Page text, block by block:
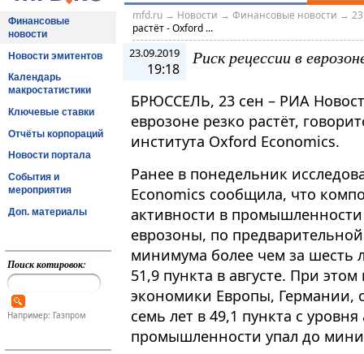
Финансовые
новости
Новости эмитентов
Календарь
макростатистики
Ключевые ставки
Отчёты корпораций
Новости портала
События и
мероприятия
Доп. материалы
Поиск котировок:
Например: Газпром
mfd.ru→ Новости → Финансовые новости →
растёт - Oxford ...
23.09.2019
19:18
Риск рецессии в
БРЮССЕЛЬ, 23 сен – РИА
еврозоне резко растёт,
института Oxford Economics.
Ранее в понедельник
Economics сообщила, что
активности в промышленности
еврозоны, по
минимума более чем за шесть
51,9 пункта в августе​​​. При
экономики Европы, Германии,
семь лет в 49,1 пункта с
промышленности упал до